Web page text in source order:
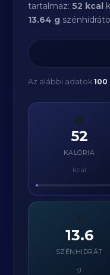
tartalmaz:52 kcal
13.64 g
Az alábbi adatok100
🔥
52
KALÓRIA
kcal
⚡
13.6
SZÉNHIDRÁT
g